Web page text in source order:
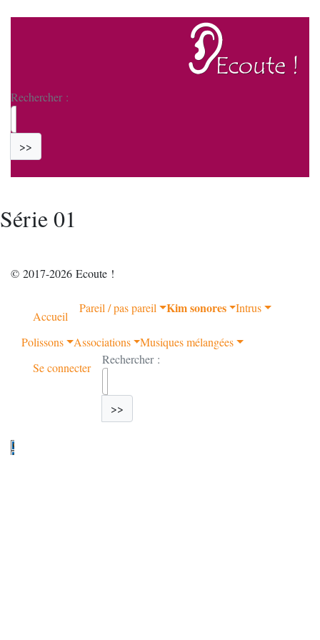
Rechercher :
>>
Série 01
© 2017-2026 Ecoute !
Accueil
Pareil / pas pareil Kim sonores Intrus
Polissons Associations
Musiques mélangées
Se connecter
Rechercher :
>>